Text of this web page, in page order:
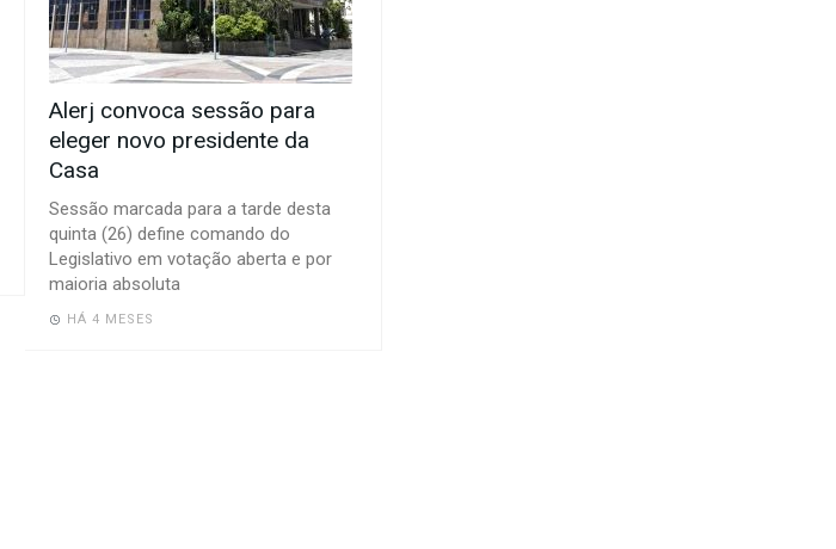
Alerj convoca sessão para
eleger novo presidente da
Casa
Sessão marcada para a tarde desta
quinta (26) define comando do
Legislativo em votação aberta e por
maioria absoluta
HÁ 4 MESES